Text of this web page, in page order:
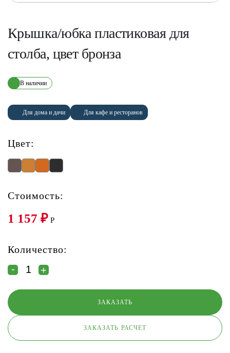
Крышка/юбка пластиковая для
столба, цвет бронза
В наличии
Для дома и дачи Для кафе и ресторанов
Цвет:
Стоимость:
1 157 ₽ P
Количество:
ЗАКАЗАТЬ РАСЧЕТ